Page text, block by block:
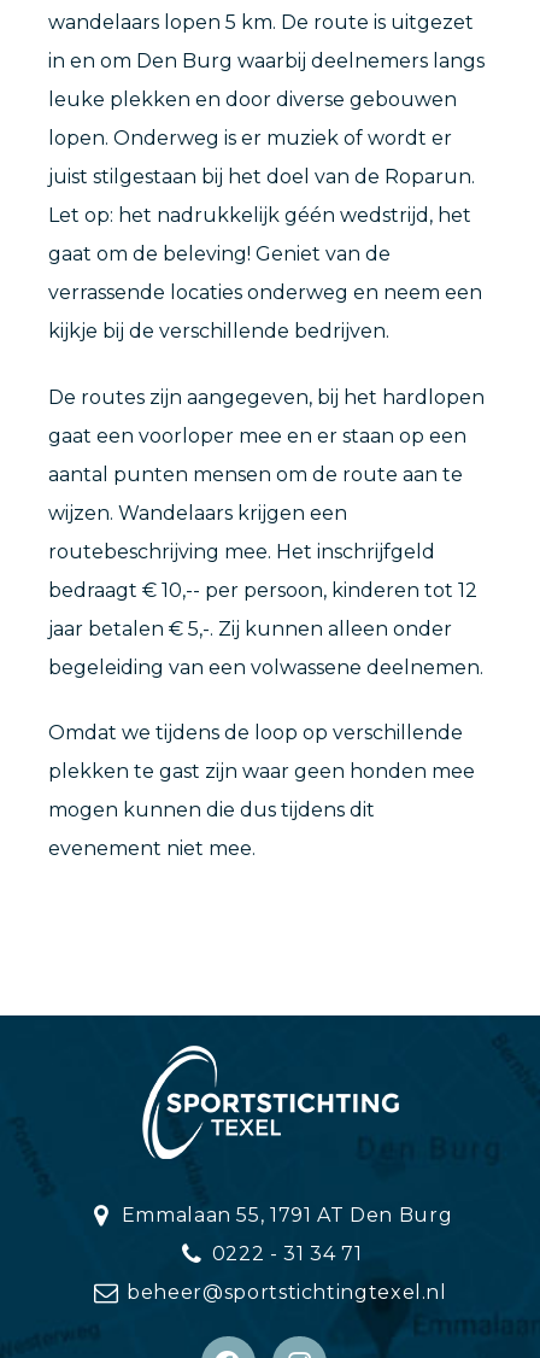
wandelaars lopen 5 km. De route is uitgezet
in en om Den Burg waarbij deelnemers langs
leuke plekken en door diverse gebouwen
lopen. Onderweg is er muziek of wordt er
juist stilgestaan bij het doel van de Roparun.
Let op: het nadrukkelijk géén wedstrijd, het
gaat om de beleving! Geniet van de
verrassende locaties onderweg en neem een
kijkje bij de verschillende bedrijven.
De routes zijn aangegeven, bij het hardlopen
gaat een voorloper mee en er staan op een
aantal punten mensen om de route aan te
wijzen. Wandelaars krijgen een
routebeschrijving mee. Het inschrijfgeld
bedraagt € 10,-- per persoon, kinderen tot 12
jaar betalen € 5,-. Zij kunnen alleen onder
begeleiding van een volwassene deelnemen.
Omdat we tijdens de loop op verschillende
plekken te gast zijn waar geen honden mee
mogen kunnen die dus tijdens dit
evenement niet mee.
Emmalaan 55, 1791 AT Den Burg
0222 - 31 34 71
beheer@sportstichtingtexel.nl